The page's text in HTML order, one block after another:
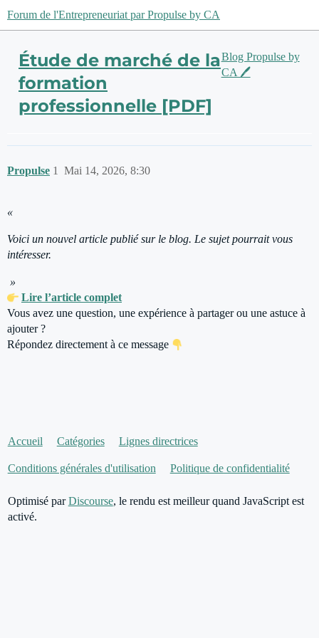
Forum de l'Entrepreneuriat par Propulse by CA
Étude de marché de la
formation
professionnelle [PDF]
Blog Propulse by
CA 🖊️
Propulse Mai 14, 2026, 8:30
1
«
Voici un nouvel article publié sur le blog. Le sujet pourrait vous
intéresser.
»
Lire l’article complet
Vous avez une question, une expérience à partager ou une astuce à
ajouter ?
Répondez directement à ce message
Accueil Catégories Lignes directrices
Conditions générales d'utilisation Politique de confidentialité
Optimisé parDiscourse, le rendu est meilleur quand JavaScript est
activé.